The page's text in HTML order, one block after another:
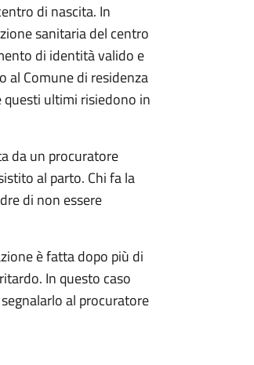
di nascita. In
sanitaria del centro
di identità valido e
al Comune di residenza
questi ultimi risiedono in
da un procuratore
al parto. Chi fa la
di non essere
è fatta dopo più di
In questo caso
al procuratore